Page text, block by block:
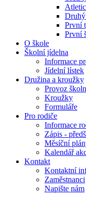
První
První
O škole
Školní jídelna
Informace
Jídelní lístek
Družina a kroužky
Provoz
Kroužky
Formuláře
Pro rodiče
Informace
Zápis -
Měsíční
Kalendář
Kontakt
Kontaktní
Zaměstnanci
Napište nám